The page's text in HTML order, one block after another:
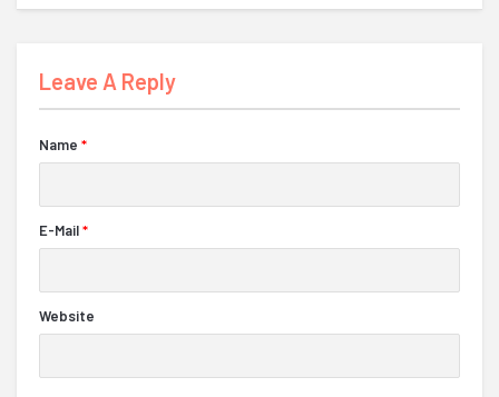
Leave A Reply
Name *
E-Mail*
Website